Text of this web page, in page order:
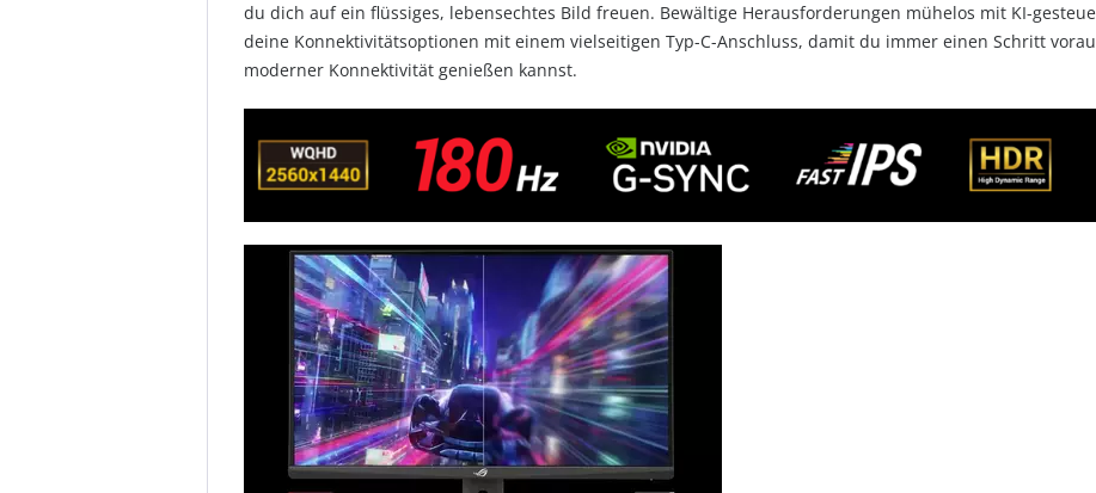
du dich auf ein flüssiges, lebensechtes Bild freuen. Bewältige Herausforderungen mühelos mit KI-
deine Konnektivitätsoptionen mit einem vielseitigen Typ-C-Anschluss, damit du immer einen Schritt
moderner Konnektivität genießen kannst.